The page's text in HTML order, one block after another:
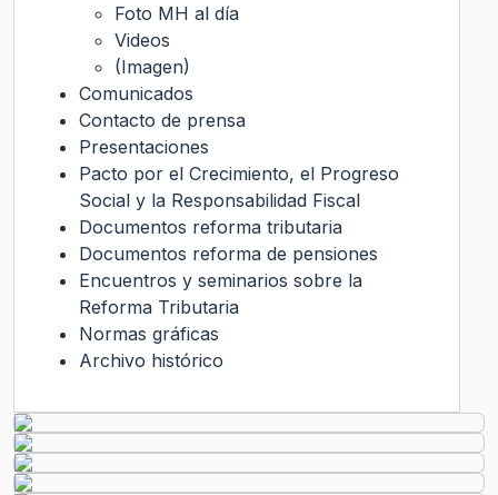
Foto MH al día
Videos
(Imagen)
Comunicados
Contacto de prensa
Presentaciones
Pacto por el Crecimiento, el Progreso
Social y la Responsabilidad Fiscal
Documentos reforma tributaria
Documentos reforma de pensiones
Encuentros y seminarios sobre la
Reforma Tributaria
Normas gráficas
Archivo histórico
Ley de Transparencia